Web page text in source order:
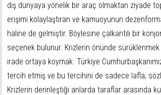
dış dünyaya yönelik bir araç olmaktan ziyade
erişimi kolaylaştıran ve kamuoyunun
haline de gelmiştir. Böylesine çalkantılı bir
seçenek bulunur. Krizlerin önünde
irade ortaya koymak. Türkiye
tercih etmiş ve bu tercihini de sadece lafla,
Krizlerin derinleştiği anlarda taraflar arasında